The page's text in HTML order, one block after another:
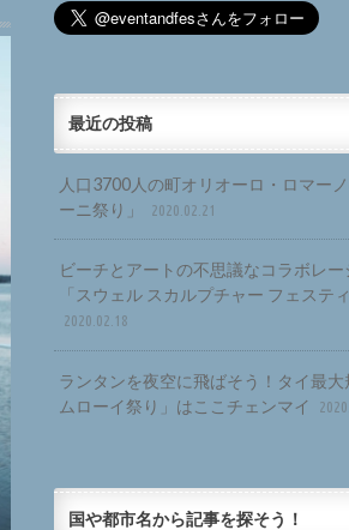
最近の投稿
人口3700人の町オリオーロ・ロマー
ーニ祭り」
2020.02.21
ビーチとアートの不思議なコラボレー
「スウェル スカルプチャー フェスティ
2020.02.18
ランタンを夜空に飛ばそう！タイ最大
ムローイ祭り」はここチェンマイ
国や都市名から記事を探そう！